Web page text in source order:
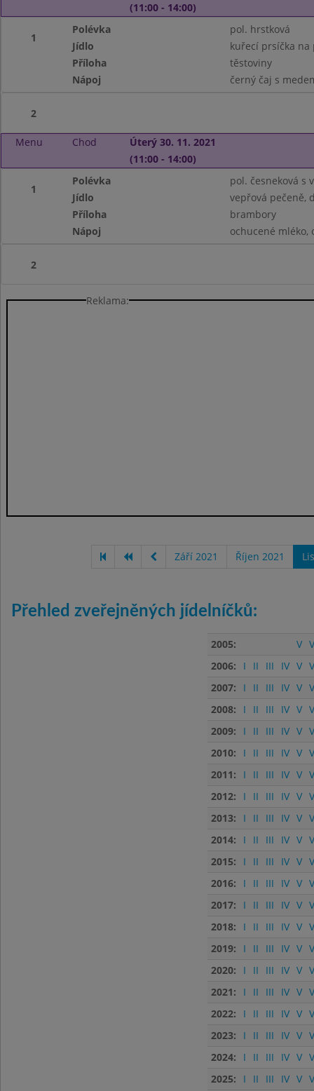
(11:00 - 14:00)
1
Polévka
pol. hrstková
Jídlo
kuřecí prsíčka na
Příloha
těstoviny
Nápoj
černý čaj s
2
Menu Chod
Úterý 30. 11. 2021
(11:00 - 14:00)
1
Polévka
pol. česneková s
Jídlo
vepřová pečeně,
Příloha
brambory
Nápoj
ochucené mléko,
2
Reklama:
Září 2021 Říjen 2021
Přehled zveřejněných jídelníčků:
2005: V
2006:
I II III IV V
2007:
I II III IV V
2008:
I II III IV V
2009:
I II III IV V
2010:
I II III IV V
2011:
I II III IV V
2012:
I II III IV V
2013:
I II III IV V
2014:
I II III IV V
2015:
I II III IV V
2016:
I II III IV V
2017:
I II III IV V
2018:
I II III IV V
2019:
I II III IV V
2020:
I II III IV V
2021:
I II III IV V
2022:
I II III IV V
2023:
I II III IV V
2024:
I II III IV V
2025:
I II III IV V